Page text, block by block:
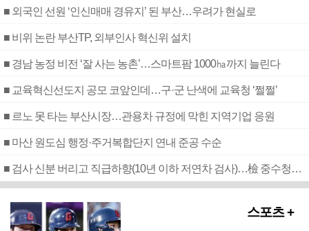
■ 외국인 선원 ‘인신매매 경유지’ 된 부산…우려가 현실로
■ 비위 논란 부산TP, 외부인사 혁신위 설치
■ 경남 농정 비전 ‘잘 사는 농촌’…스마트팜 1000㏊까지 늘린다
■ 교육혁신선도지 공모 코앞인데…구·군 난색에 교육청 ‘쩔쩔’
■ 르노 못 타는 부산시장…관용차 규정에 막힌 지역기업 응원
■ 마산 원도심 행정·주거복합단지 연내 준공 수순
■ 검사 신분 버리고 직급하향(10년 이하 저연차 검사)…檢 중수청행 기피
스포츠 +